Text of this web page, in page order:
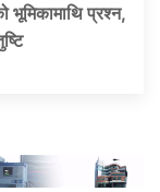
भूमिकामाथि प्रश्न,